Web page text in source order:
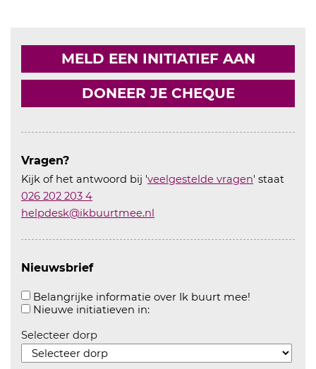
MELD EEN INITIATIEF AAN
DONEER JE CHEQUE
Vragen?
Kijk of het antwoord bij 'veelgestelde vragen' staat
026 202 203 4
helpdesk@ikbuurtmee.nl
Nieuwsbrief
Belangrijke informatie over Ik buurt mee!
Nieuwe initiatieven in:Aanvinken om informatie over
Selecteer dorp